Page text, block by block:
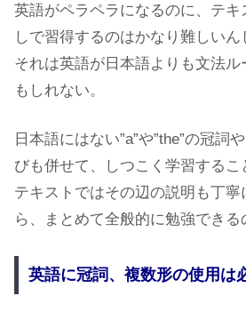
英語がペラペラになるのに、テキ
しで習得するのはかなり難しいん
それは英語が日本語よりも文法
もしれない。
日本語にはない”a”や”the”の冠詞
びも併せて、しつこく学習するこ
テキストではその辺の説明も丁
ら、まとめて全般的に勉強できる
英語に冠詞、複数形の使用は